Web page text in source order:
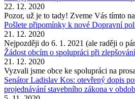
22. 12. 2020
Pozor, už je to tady! Zveme Vás tímto
Pošlete připomínky k nové Dopravní
21. 12. 2020
Nejpozději do 6. 1. 2021 (ale raději o
Žádost obcím o spolupráci při
21. 12. 2020
Vyzvali jsme obce ke spolupráci na
Senátor Ladislav Kos: otevřený dopis
projednávání stavebního zákona v